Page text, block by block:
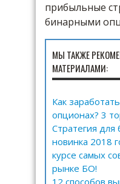
прибыльные
бинарными
МЫ ТАКЖЕ
МАТЕРИАЛАМИ:
Как
опционах? 3
Стратегия
новинка 2018
курсе самых
рынке БО!
12 способов